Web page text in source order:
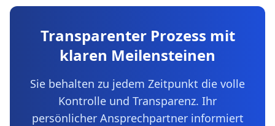
Transparenter Prozess mit
klaren Meilensteinen
Sie behalten zu jedem Zeitpunkt die volle
Kontrolle und Transparenz. Ihr
persönlicher Ansprechpartner informiert